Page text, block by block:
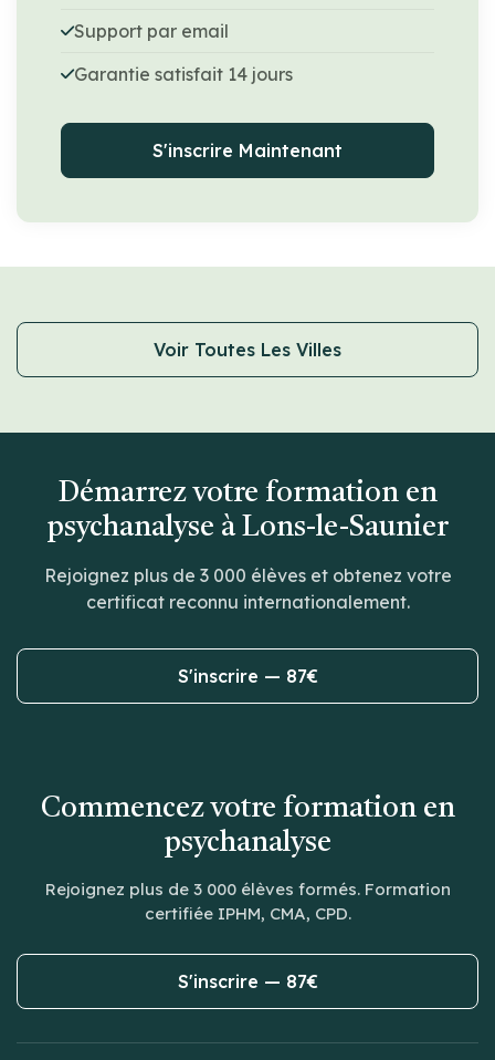
Support par email
Garantie satisfait 14 jours
S'inscrire Maintenant
Voir Toutes Les Villes
Démarrez votre formation en
psychanalyse à Lons-le-Saunier
Rejoignez plus de 3 000 élèves et obtenez votre
certificat reconnu internationalement.
S'inscrire — 87€
Commencez votre formation en
psychanalyse
Rejoignez plus de 3 000 élèves formés. Formation
certifiée IPHM, CMA, CPD.
S'inscrire — 87€